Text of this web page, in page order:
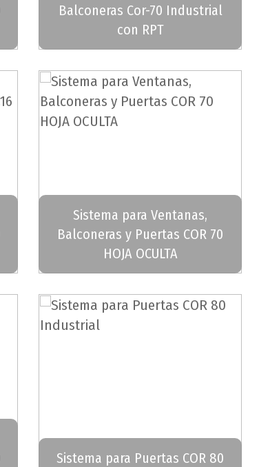
Balconeras Cor-70 Industrial
con RPT
Sistema para Ventanas,
Balconeras y Puertas COR 70
HOJA OCULTA
Sistema para Puertas COR 80